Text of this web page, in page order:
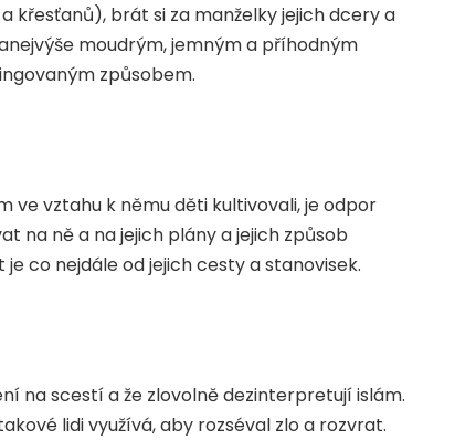
křesťanů), brát si za manželky jejich dcery a
moudrým, jemným a příhodným
způsobem.
ve vztahu k němu děti kultivovali, je odpor
na ně a na jejich plány a jejich způsob
co nejdále od jejich cesty a stanovisek.
na scestí a že zlovolně dezinterpretují islám.
lidi využívá, aby rozséval zlo a rozvrat.